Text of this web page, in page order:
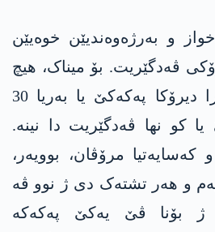
و بەرژەوەندیێن خوەیێن
ڤەدگێریت. بۆ میناک، هیچ
پەیوەندیەک د ناڤبەرا دیرۆکا پەکەکێ یا بەریا 30
کو نھا ڤەدگێریت دا نینە.
مرۆڤان، بوویەر،
و ھەر تشتەک دی ژ نوو ڤە
ژ بۆنا ڤێ یەکێ پەکەکە